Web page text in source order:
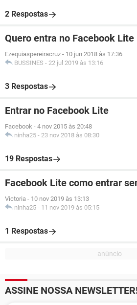
2 Respostas
Quero entra no Facebook Lite
Ezequiaspereiracruz - 10 jun 2018 às 17:36
BUSSINES - 22 jul 2019 às 13:16
3 Respostas
Entrar no Facebook Lite
Facebook - 4 nov 2015 às 20:48
ninha25 - 23 nov 2018 às 08:30
19 Respostas
Facebook Lite como entrar
Victoria - 10 nov 2019 às 13:13
ninha25 - 11 nov 2019 às 05:15
1 Respostas
ASSINE NOSSA